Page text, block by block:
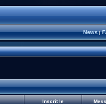
News|
Inscrit le